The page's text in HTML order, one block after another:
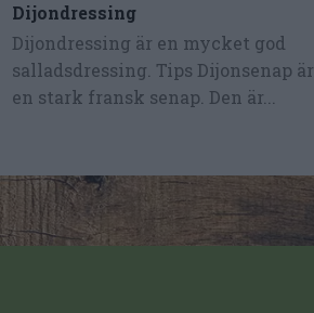
Dijondressing
Dijondressing är en mycket god
salladsdressing. Tips Dijonsenap är
en stark fransk senap. Den är...